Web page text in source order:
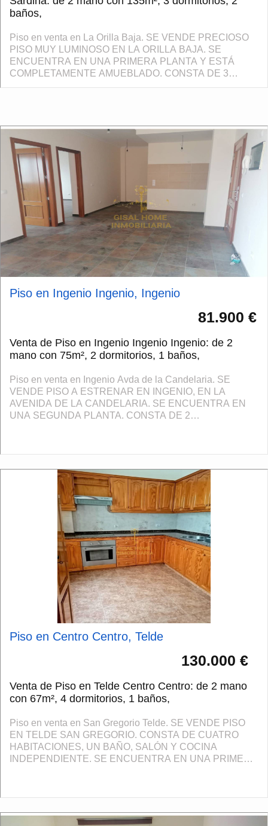
baños,
Piso en venta en La Orilla Baja. SE VENDE PRECIOSO
PISO MUY LUMINOSO EN LA ORILLA BAJA. SE
ENCUENTRA EN UNA PRIMERA PLANTA Y ESTÁ
COMPLETAMENTE AMUEBLADO. CONSTA DE 3
HABITACIONES, UNA DE ELLAS CON PATIO, SALÓN
Piso en Ingenio Ingenio, Ingenio
81.900 €
Venta de Piso en Ingenio Ingenio Ingenio: de 2
mano con 75m², 2 dormitorios, 1 baños,
Piso en venta en Ingenio Avda de la Candelaria. SE
VENDE PISO A ESTRENAR EN INGENIO, EN LA
AVENIDA DE LA CANDELARIA. SE ENCUENTRA EN
UNA SEGUNDA PLANTA. CONSTA DE 2
Piso en Centro Centro, Telde
130.000 €
Venta de Piso en Telde Centro Centro: de 2 mano
con 67m², 4 dormitorios, 1 baños,
Piso en venta en San Gregorio Telde. SE VENDE PISO
EN TELDE SAN GREGORIO. CONSTA DE CUATRO
HABITACIONES, UN BAÑO, SALÓN Y COCINA
INDEPENDIENTE. SE ENCUENTRA EN UNA PRIMERA